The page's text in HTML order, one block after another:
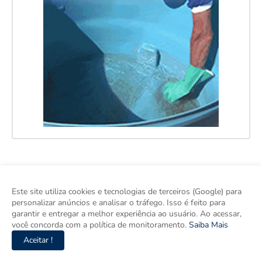
Este site utiliza cookies e tecnologias de terceiros (Google) para
personalizar anúncios e analisar o tráfego. Isso é feito para
garantir e entregar a melhor experiência ao usuário. Ao acessar,
você concorda com a política de monitoramento. Saiba Mais
Aceitar !